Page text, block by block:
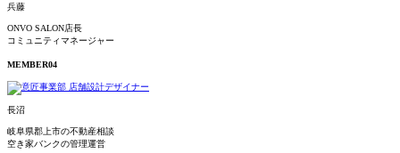
兵藤
ONVO SALON店長
コミュニティマネージャー
MEMBER04
長沼
岐阜県郡上市の不動産相談
空き家バンクの管理運営